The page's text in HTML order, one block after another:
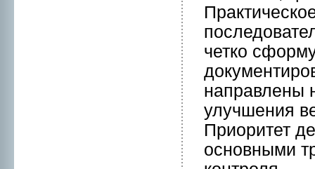
четко
направлены
улучшения
Приоритет
оснoвными